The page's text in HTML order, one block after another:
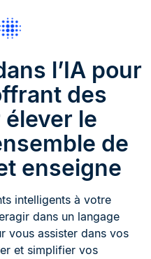
l’IA pour
des
le
de
enseigne
intelligents à votre
dans un langage
vous assister dans vos
et simplifier vos